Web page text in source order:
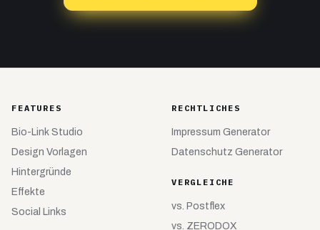
FEATURES
Bio-Link Studio
Design Vorlagen
Hintergründe
Effekte
Social Links
RECHTLICHES
Impressum Generator
Datenschutz Generator
VERGLEICHE
vs. Postflex
vs. ZERODOX